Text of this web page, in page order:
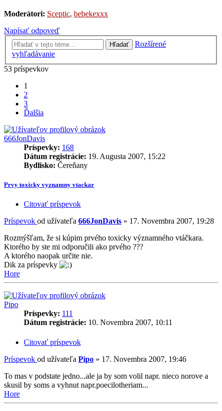
Moderátori: Sceptic, bebekexxx
Napísať odpoveď
Hľadať
Rozšírené
vyhľadávanie
53 príspevkov
1
2
3
Ďalšia
666JonDavis
Príspevky: 168
Dátum registrácie: 19. Augusta 2007, 15:22
Bydlisko: Čereňany
Prvy toxicky vyznamny vtackar
Citovať príspevok
Príspevok od užívateľa 666JonDavis » 17. Novembra 2007, 19:28
Rozmýšľam, že si kúpim prvého toxicky významného vtáčkara.
Ktorého by ste mi odporučili ako prvého ???
A ktorého naopak určite nie.
Dik za príspevky
Hore
Pipo
Príspevky: 111
Dátum registrácie: 10. Novembra 2007, 10:11
Citovať príspevok
Príspevok od užívateľa Pipo » 17. Novembra 2007, 19:46
To mas v podstate jedno...ale ja by som volil napr. nieco norove a
skusil by soms a vyhnut napr.poecilotheriam...
Hore